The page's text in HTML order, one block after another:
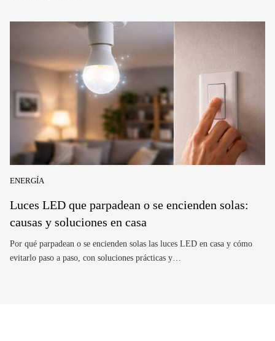
ENERGÍA
Luces LED que parpadean o se encienden solas:
causas y soluciones en casa
Por qué parpadean o se encienden solas las luces LED en casa y cómo
evitarlo paso a paso, con soluciones prácticas y…